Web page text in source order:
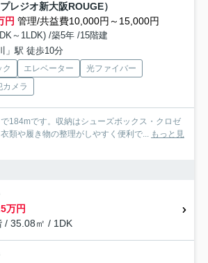
レジオ新大阪ROUGE）
円 管理/共益費10,000円～15,000円
～1LDK) /築5年 /15階建
」駅 徒歩10分
ク エレベーター
光ファイバー
カメラ
184mです。収納はシューズボックス・クロゼ
類や履き物の整理がしやすく便利で... もっと見
万円
/ 35.08㎡ / 1DK